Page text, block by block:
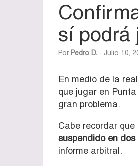
sí podrá
Por Pedro D. - Julio 10,
En medio de la
que jugar en
gran problema.
Cabe recordar
suspendido en
informe arbitral.